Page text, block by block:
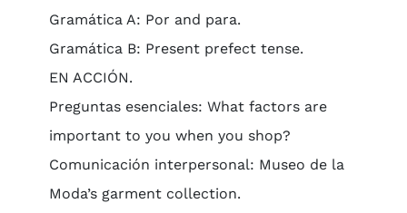
Gramática A: Por and para.
Gramática B: Present prefect tense.
EN ACCIÓN.
Preguntas esenciales: What factors are
important to you when you shop?
Comunicación interpersonal: Museo de la
Moda’s garment collection.